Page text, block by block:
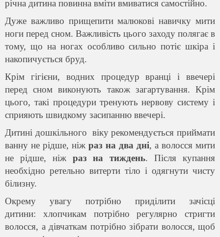
річна дитина повинна вміти вмиватися самостійно.
Дуже важливо прищепити малюкові навичку мити
ноги перед сном. Важливість цього заходу полягає в
тому, що на ногах особливо сильно потіє шкіра і
накопичується бруд.
Крім гігієни, водних процедур вранці і ввечері
перед сном виконують також загартування. Крім
цього, такі процедури тренують нервову систему і
сприяють швидкому засипанню ввечері.
Дитині дошкільного віку рекомендується приймати
ванну не рідше, ніж раз на два дні, а волосся мити
не рідше, ніж раз на тиждень. Після купання
необхідно ретельно витерти тіло і одягнути чисту
білизну.
Окрему увагу потрібно приділити зачісці
дитини: хлопчикам потрібно регулярно стригти
волосся, а дівчаткам потрібно зібрати волосся, щоб